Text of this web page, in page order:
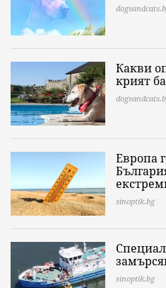
Какви
крият
Европа
sinoptik.bg
sinoptik.bg